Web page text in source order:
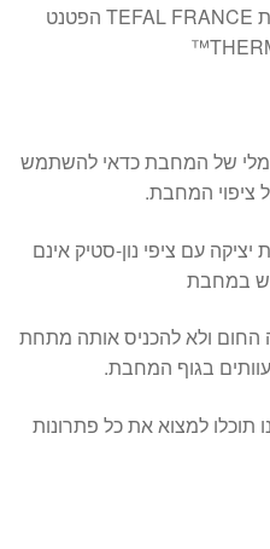
מחבת איכותית ללא פשרות מבית TEFAL FRANCE הפטנט
של המחבת כדאי להשתמש
ציפוי המחבת.
עם ציפי נון-סטיק אינם
במחבת
החום ולא להכניס אותה מתחת
בגוף המחבת.
תוכלו למצוא את כל פתרונות